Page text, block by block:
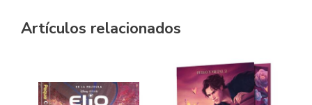
Artículos relacionados